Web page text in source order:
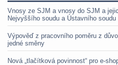
Vnosy ze SJM a vnosy do SJM a
Nejvyššího soudu a Ústavního soudu
Výpověď z pracovního poměru z
jedné směny
Nová „tlačítková povinnost“ pro e-